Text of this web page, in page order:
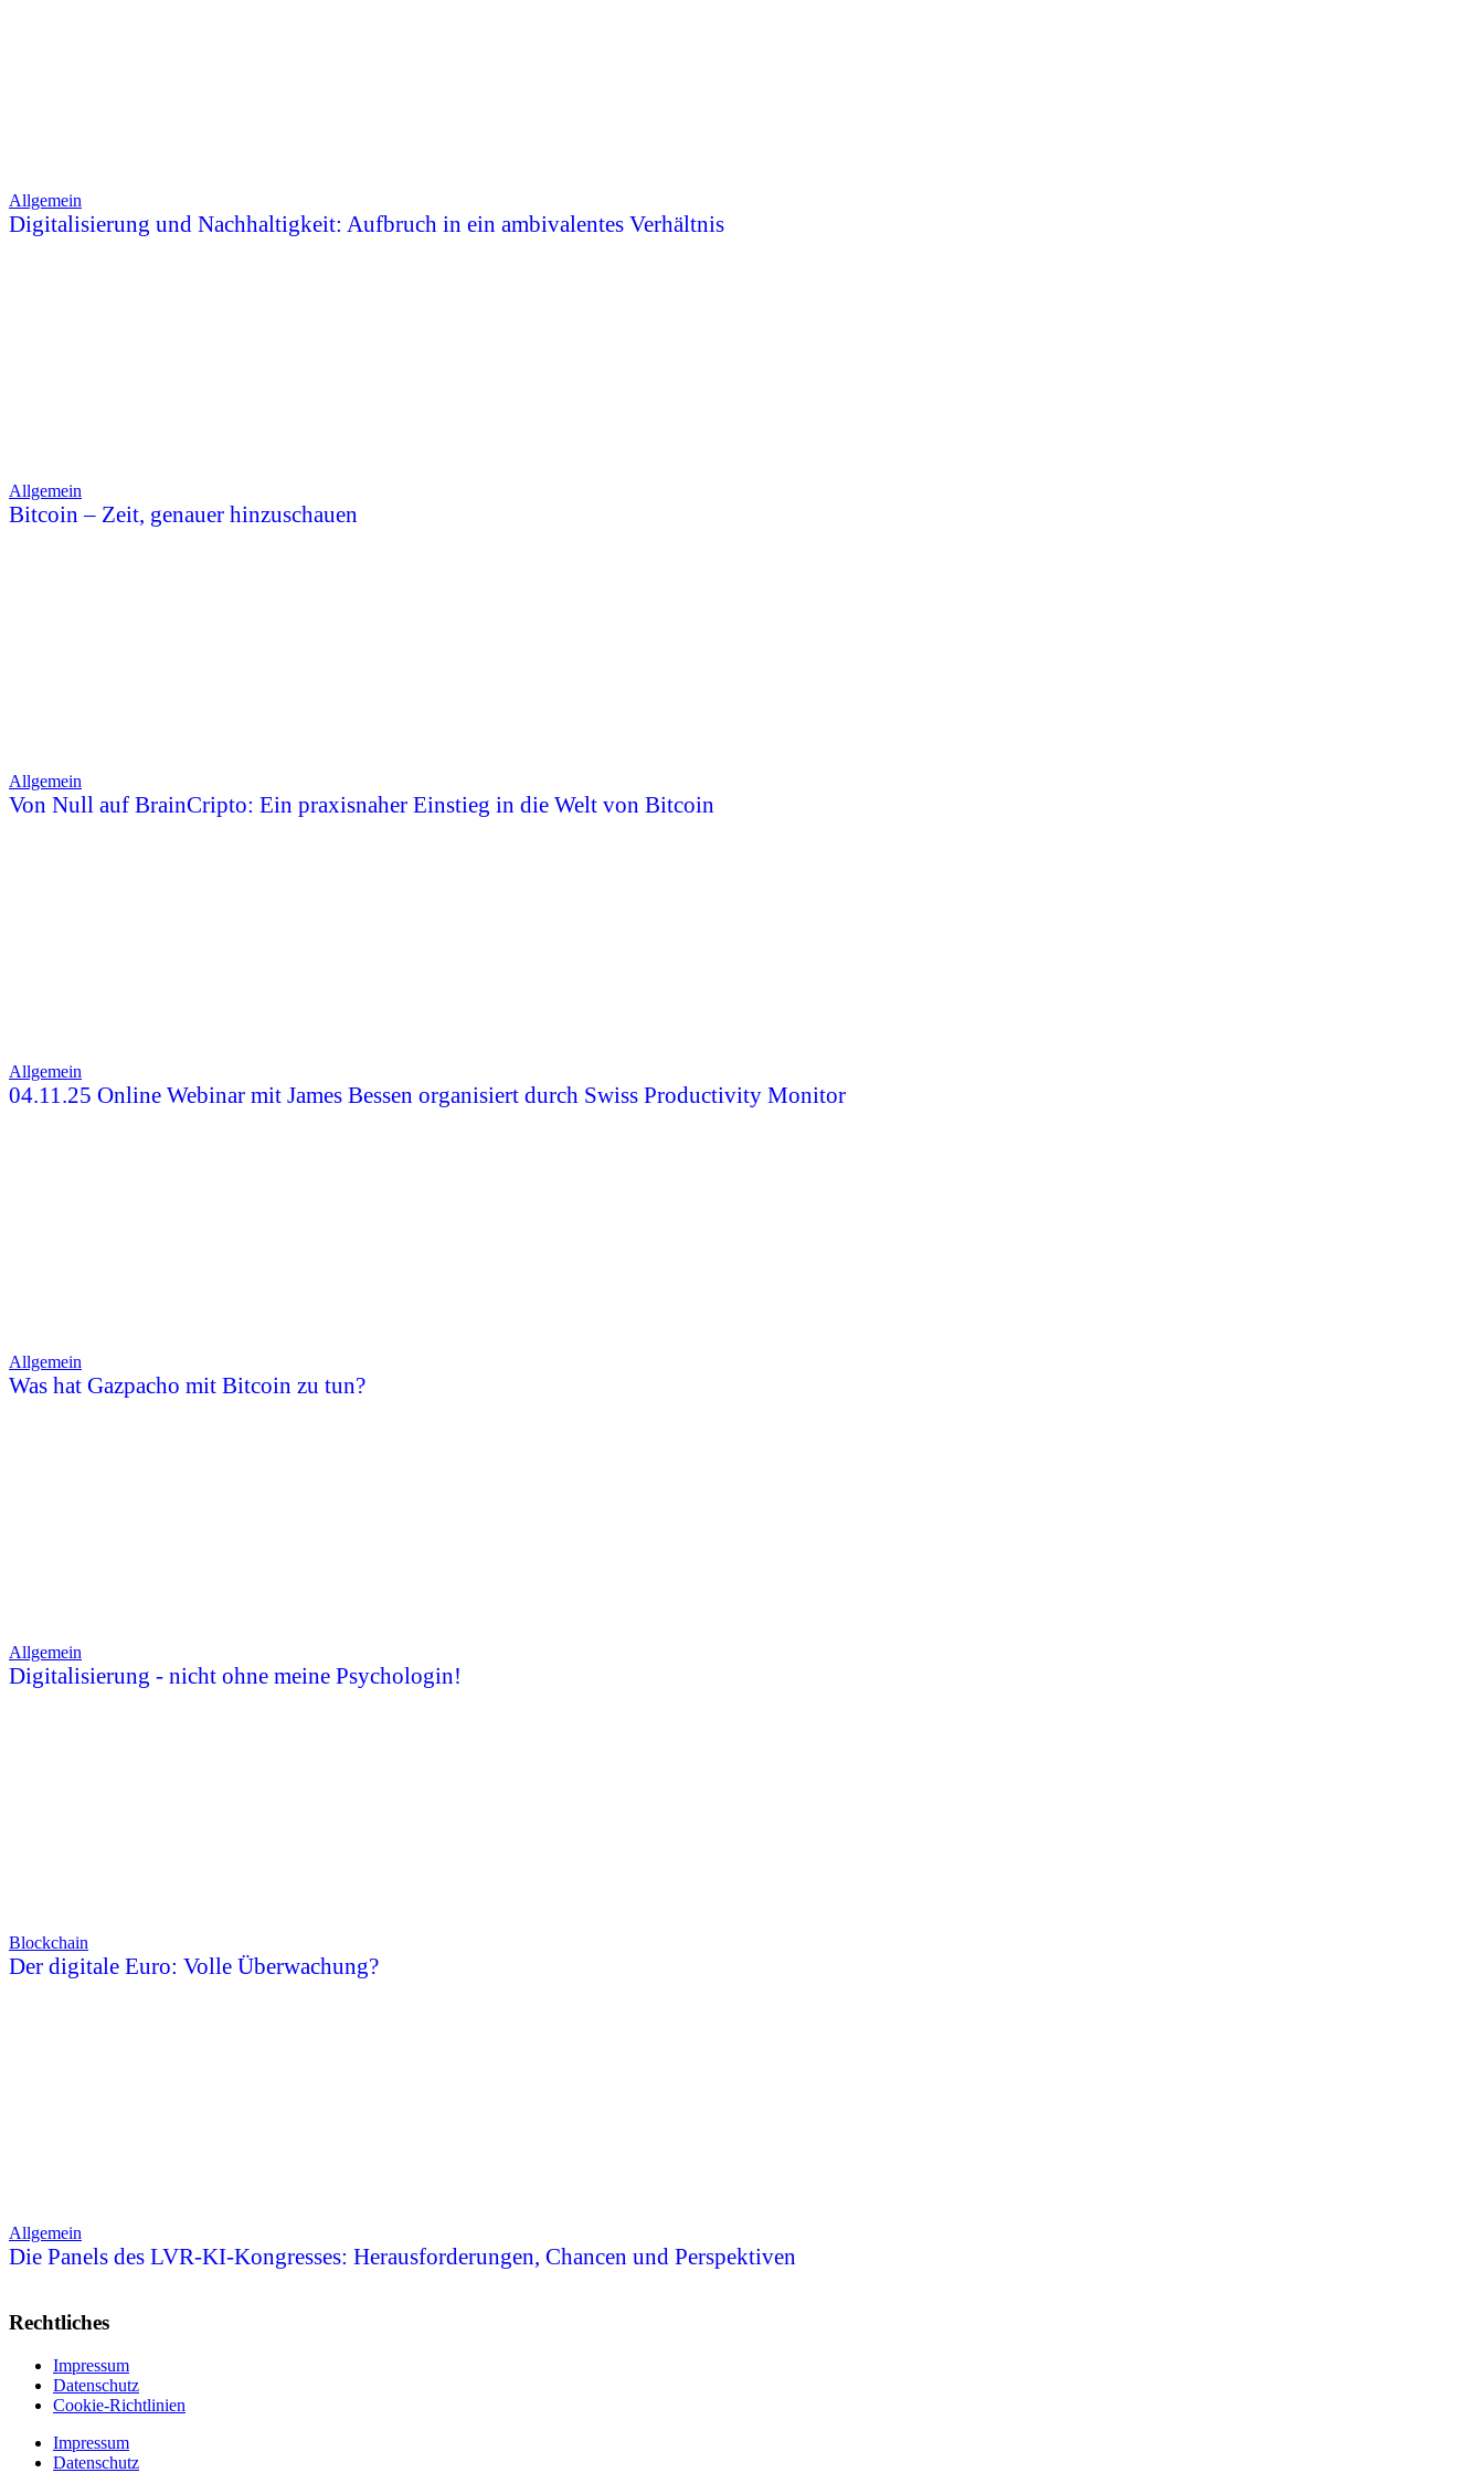
Allgemein
Digitalisierung und Nachhaltigkeit: Aufbruch in ein ambivalentes Verhältnis
Allgemein
Bitcoin – Zeit, genauer hinzuschauen
Allgemein
Von Null auf BrainCripto: Ein praxisnaher Einstieg in die Welt von Bitcoin
Allgemein
04.11.25 Online Webinar mit James Bessen organisiert durch Swiss Productivity Monitor
Allgemein
Was hat Gazpacho mit Bitcoin zu tun?
Allgemein
Digitalisierung - nicht ohne meine Psychologin!
Blockchain
Der digitale Euro: Volle Überwachung?
Allgemein
Die Panels des LVR-KI-Kongresses: Herausforderungen, Chancen und Perspektiven
Rechtliches
Impressum
Datenschutz
Cookie-Richtlinien
Impressum
Datenschutz